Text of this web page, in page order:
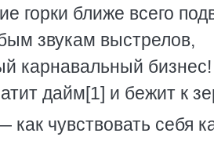
горки ближе всего
звукам выстрелов,
карнавальный
дайм[1] и бежит к
чувствовать себя